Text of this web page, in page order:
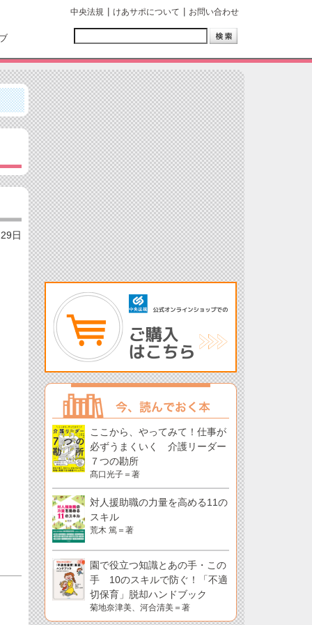
中央法規 けあサポについて お問い合わせ
日
ここから、やってみて！仕事が
必ずうまくいく 介護リーダー
７つの勘所
髙口光子＝著
対人援助職の力量を高める11の
スキル
荒木 篤＝著
園で役立つ知識とあの手・この
手 10のスキルで防ぐ！「不適
切保育」脱却ハンドブック
菊地奈津美、河合清美＝著